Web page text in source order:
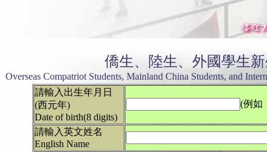
僑生、陸生、外國學生
Overseas Compatriot Students, Mainland China Students, and
請輸入出生年月日
(西元年)
Date of birth(8 digits)
(例如
請輸入英文姓名
English Name